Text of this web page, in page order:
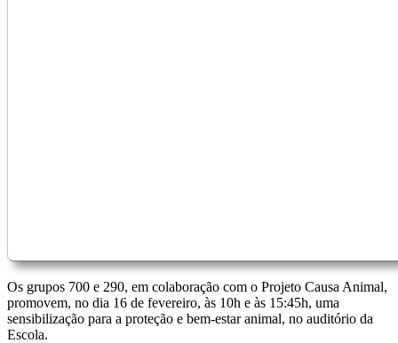
Os grupos 700 e 290, em colaboração com o Projeto Causa Animal,
promovem, no dia 16 de fevereiro, às 10h e às 15:45h, uma
sensibilização para a proteção e bem-estar animal, no auditório da
Escola.